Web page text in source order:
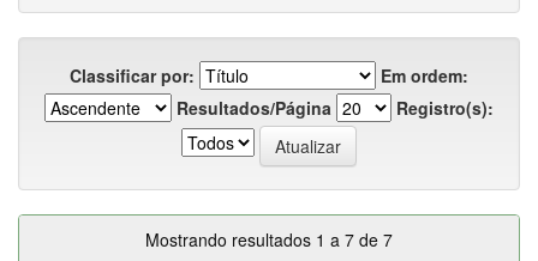
Classificar por:
Em ordem:
Resultados/Página
Registro(s):
Mostrando resultados 1 a 7 de 7